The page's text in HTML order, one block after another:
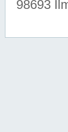
98693